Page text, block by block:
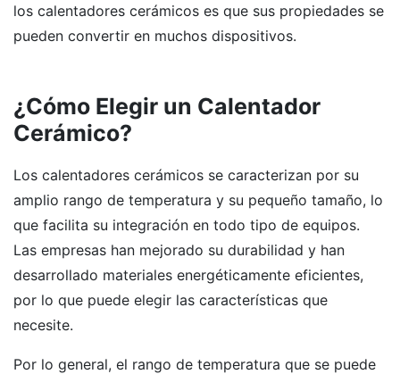
los calentadores cerámicos es que sus propiedades se
pueden convertir en muchos dispositivos.
¿Cómo Elegir un Calentador
Cerámico?
Los calentadores cerámicos se caracterizan por su
amplio rango de temperatura y su pequeño tamaño, lo
que facilita su integración en todo tipo de equipos.
Las empresas han mejorado su durabilidad y han
desarrollado materiales energéticamente eficientes,
por lo que puede elegir las características que
necesite.
Por lo general, el rango de temperatura que se puede